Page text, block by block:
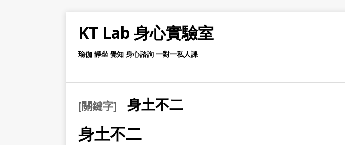
KT Lab 身心實驗室
瑜伽 靜坐 覺知 身心諮詢 一對一私人課
[關鍵字] 身土不二
身土不二